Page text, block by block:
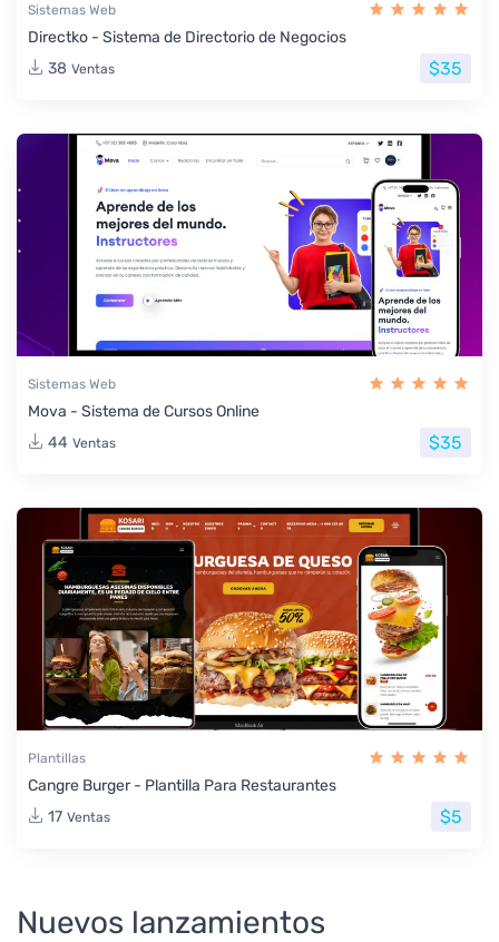
Sistemas Web
Directko - Sistema de Directorio de Negocios
38 Ventas $35
Sistemas Web
Mova - Sistema de Cursos Online
44 Ventas $35
Plantillas
Cangre Burger - Plantilla Para Restaurantes
17 Ventas $5
Nuevos lanzamientos